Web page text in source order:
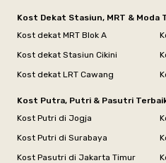
Kost Dekat Stasiun, MRT & Moda
Kost dekat MRT Blok A
Kost dekat Stasiun Cikini
Kost dekat LRT Cawang
Kost Putra, Putri & Pasutri
Kost Putri di Jogja
Kost Putri di Surabaya
Kost Pasutri di Jakarta Timur